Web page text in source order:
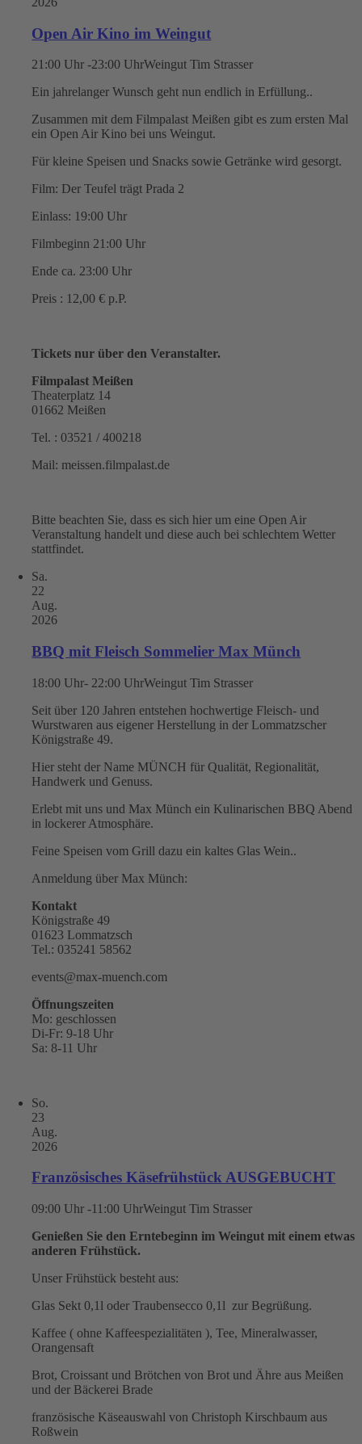
Open Air Kino im Weingut
21:00 Uhr -23:00 UhrWeingut Tim Strasser
Ein jahrelanger Wunsch geht nun endlich in Erfüllung..
Zusammen mit dem Filmpalast Meißen gibt es zum ersten Mal
ein Open Air Kino bei uns Weingut.
Für kleine Speisen und Snacks sowie Getränke wird gesorgt.
Film: Der Teufel trägt Prada 2
Einlass: 19:00 Uhr
Filmbeginn 21:00 Uhr
Ende ca. 23:00 Uhr
Preis : 12,00 € p.P.
Tickets nur über den Veranstalter.
Filmpalast Meißen
Theaterplatz 14
01662 Meißen
Tel. : 03521 / 400218
Mail: meissen.filmpalast.de
Bitte beachten Sie, dass es sich hier um eine Open Air
Veranstaltung handelt und diese auch bei schlechtem Wetter
stattfindet.
Sa.
22
Aug.
2026
BBQ mit Fleisch Sommelier Max Münch
18:00 Uhr- 22:00 UhrWeingut Tim Strasser
Seit über 120 Jahren entstehen hochwertige Fleisch- und
Wurstwaren aus eigener Herstellung in der Lommatzscher
Königstraße 49.
Hier steht der Name MÜNCH für Qualität, Regionalität,
Handwerk und Genuss.
Erlebt mit uns und Max Münch ein Kulinarischen BBQ Abend
in lockerer Atmosphäre.
Feine Speisen vom Grill dazu ein kaltes Glas Wein..
Anmeldung über Max Münch:
Kontakt
Königstraße 49
01623 Lommatzsch
Tel.: 035241 58562
events@max-muench.com
Öffnungszeiten
Mo: geschlossen
Di-Fr: 9-18 Uhr
Sa: 8-11 Uhr
So.
23
Aug.
2026
Französisches Käsefrühstück AUSGEBUCHT
09:00 Uhr -11:00 UhrWeingut Tim Strasser
Genießen Sie den Erntebeginn im Weingut mit einem etwas
anderen Frühstück.
Unser Frühstück besteht aus:
Glas Sekt 0,1l oder Traubensecco 0,1l zur Begrüßung.
Kaffee ( ohne Kaffeespezialitäten ), Tee, Mineralwasser,
Orangensaft
Brot, Croissant und Brötchen von Brot und Ähre aus Meißen
und der Bäckerei Brade
französische Käseauswahl von Christoph Kirschbaum aus
Roßwein